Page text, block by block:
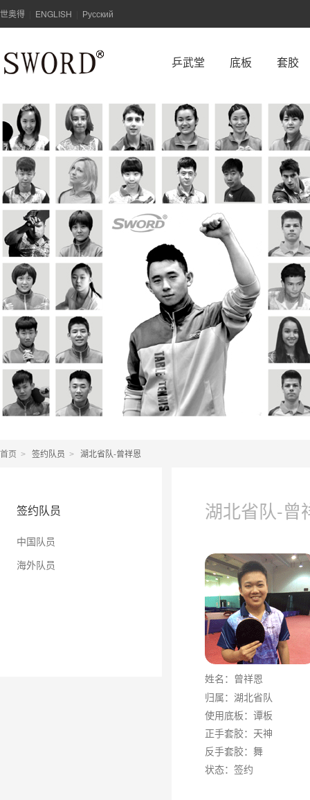
世奥得 ENGLISH Русский
乒武堂 底板 套胶
首页 > 签约队员 > 湖北省队-曾祥恩
签约队员
中国队员
海外队员
湖北省队-曾
姓名： 曾祥恩
归属：湖北省队
使用底板：谭板
正手套胶：天神
反手套胶：舞
状态：签约